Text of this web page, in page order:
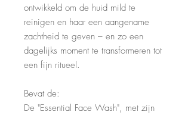
ontwikkeld om de huid mild te
reinigen en haar een aangename
zachtheid te geven – en zo een
dagelijks moment te transformeren tot
een fijn ritueel.
Bevat de:
De "Essential Face Wash", met zijn